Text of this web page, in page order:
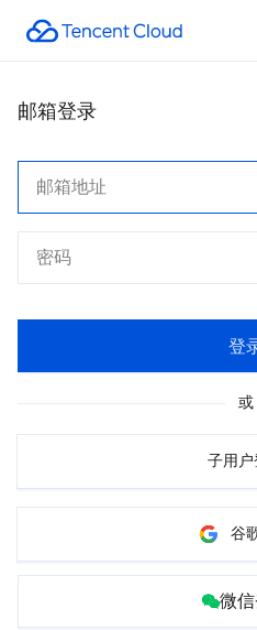
邮箱登录
登
或
子用户
谷
微